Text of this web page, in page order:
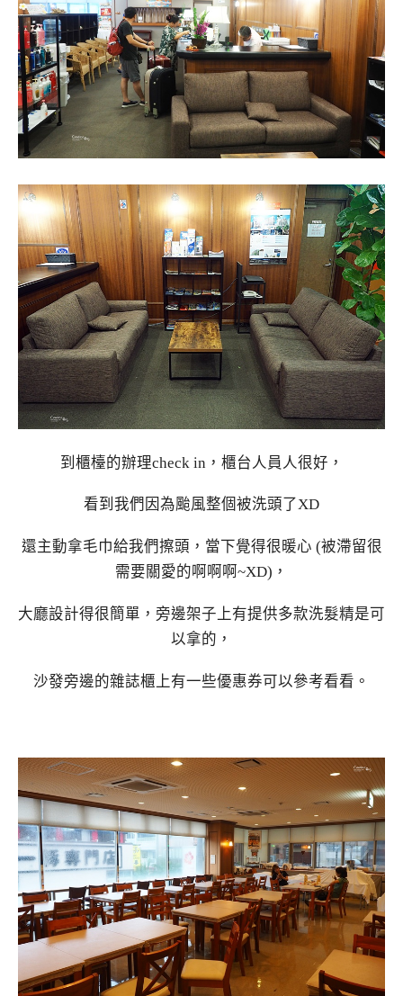
到櫃檯的辦理check in，櫃台人員人很好，
看到我們因為颱風整個被洗頭了XD
還主動拿毛巾給我們擦頭，當下覺得很暖心 (被滯留很
需要關愛的啊啊啊~XD)，
大廳設計得很簡單，旁邊架子上有提供多款洗髮精是可
以拿的，
沙發旁邊的雜誌櫃上有一些優惠券可以參考看看。